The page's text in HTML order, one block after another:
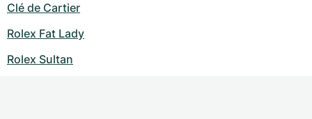
Clé de Cartier
Rolex Fat Lady
Rolex Sultan